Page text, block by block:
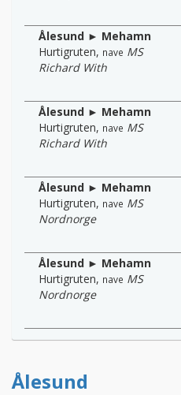
Ålesund ► Mehamn
Hurtigruten, nave MS
Richard With
Ålesund ► Mehamn
Hurtigruten, nave MS
Richard With
Ålesund ► Mehamn
Hurtigruten, nave MS
Nordnorge
Ålesund ► Mehamn
Hurtigruten, nave MS
Nordnorge
Ålesund